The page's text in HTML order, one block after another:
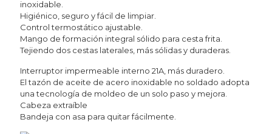
inoxidable.
Higiénico, seguro y fácil de limpiar.
Control termostático ajustable.
Mango de formación integral sólido para cesta frita.
Tejiendo dos cestas laterales, más sólidas y duraderas.
Interruptor impermeable interno 21A, más duradero.
El tazón de aceite de acero inoxidable no soldado adopta
una tecnología de moldeo de un solo paso y mejora.
Cabeza extraíble
Bandeja con asa para quitar fácilmente.